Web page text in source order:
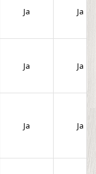
Ja Ja
Ja Ja
Ja Ja